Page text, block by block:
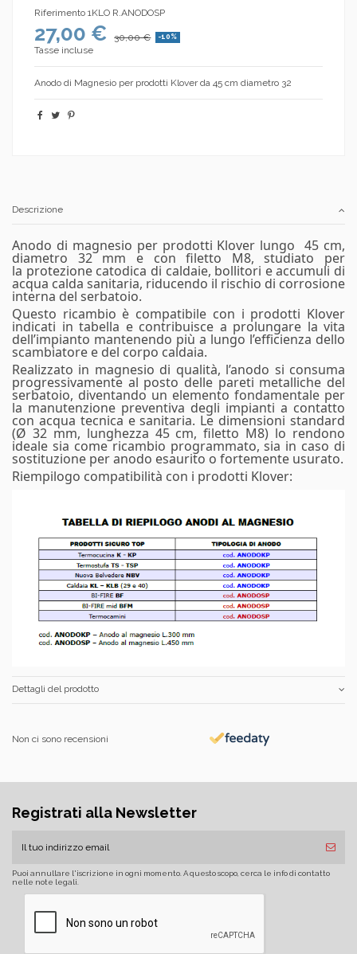
Riferimento 1KLO R.ANODOSP
27,00 € 30,00 € -10%
Tasse incluse
Anodo di Magnesio per prodotti Klover da 45 cm diametro 32
Descrizione
Anodo di magnesio per prodotti Klover lungo 45 cm,
diametro 32 mm e con filetto M8, studiato per
la protezionecatodica di caldaie, bollitori e accumuli di
acqua calda sanitaria, riducendo il rischio di corrosione
interna del serbatoio.
Questo ricambio è compatibile con i prodotti Klover
indicati in tabella e contribuisce a prolungare la vita
dell’impianto mantenendo più a lungo l’efficienza dello
scambiatore e del corpo caldaia.
Realizzato in magnesio di qualità, l’anodo si consuma
progressivamente al posto delle pareti metalliche del
serbatoio, diventando un elemento fondamentale per
la manutenzione preventiva degli impianti a contatto
con acqua tecnica e sanitaria. Le dimensioni standard
(Ø 32 mm, lunghezza 45 cm, filetto M8) lo rendono
ideale sia come ricambio programmato, sia in caso di
sostituzione per anodo esaurito o fortemente usurato.​
Riempilogo compatibilità con i prodotti Klover:
Dettagli del prodotto
Non ci sono recensioni
Registrati alla Newsletter
Puoi annullare l'iscrizione in ogni momento. A questo scopo, cerca le info di contatto
nelle note legali.